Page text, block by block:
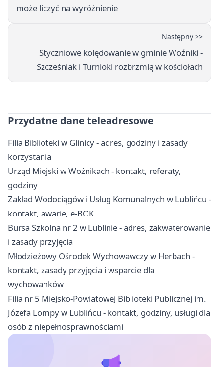
może liczyć na wyróżnienie
Następny >>
Styczniowe kolędowanie w gminie Woźniki -
Szcześniak i Turnioki rozbrzmią w kościołach
Przydatne dane teleadresowe
Filia Biblioteki w Glinicy - adres, godziny i zasady
korzystania
Urząd Miejski w Woźnikach - kontakt, referaty,
godziny
Zakład Wodociągów i Usług Komunalnych w Lublińcu -
kontakt, awarie, e-BOK
Bursa Szkolna nr 2 w Lublinie - adres, zakwaterowanie
i zasady przyjęcia
Młodzieżowy Ośrodek Wychowawczy w Herbach -
kontakt, zasady przyjęcia i wsparcie dla
wychowanków
Filia nr 5 Miejsko-Powiatowej Biblioteki Publicznej im.
Józefa Lompy w Lublińcu - kontakt, godziny, usługi dla
osób z niepełnosprawnościami